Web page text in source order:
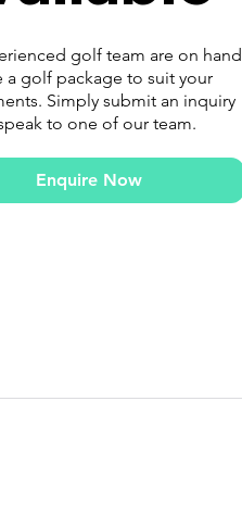
golf team are on hand
a golf package to suit your
Simply submit an inquiry
to one of our team.
Enquire Now